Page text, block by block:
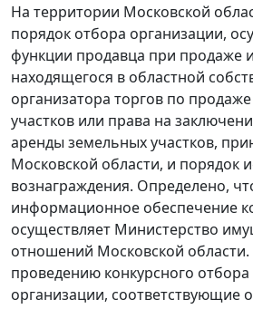
На территории Московской
порядок отбора организации,
функции продавца при продаже
находящегося в областной
организатора торгов по
участков или права на
аренды земельных участков,
Московской области, и порядок
вознаграждения. Определено,
информационное обеспечение
осуществляет Министерство
отношений Московской области.
проведению конкурсного отбора
организации, соответствующие